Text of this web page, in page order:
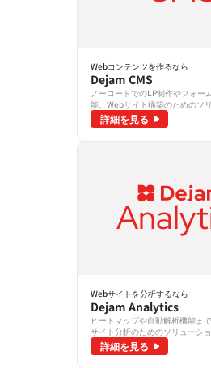
Webコンテンツを作るなら
Dejam CMS
ノーコードでのLP制作やフォー
能。Webサイト構築のためのソ
詳細を見る
Webサイトを分析するなら
Dejam Analytics
ヒートマップや自動解析機能ま
サイト分析のためのソリューショ
詳細を見る